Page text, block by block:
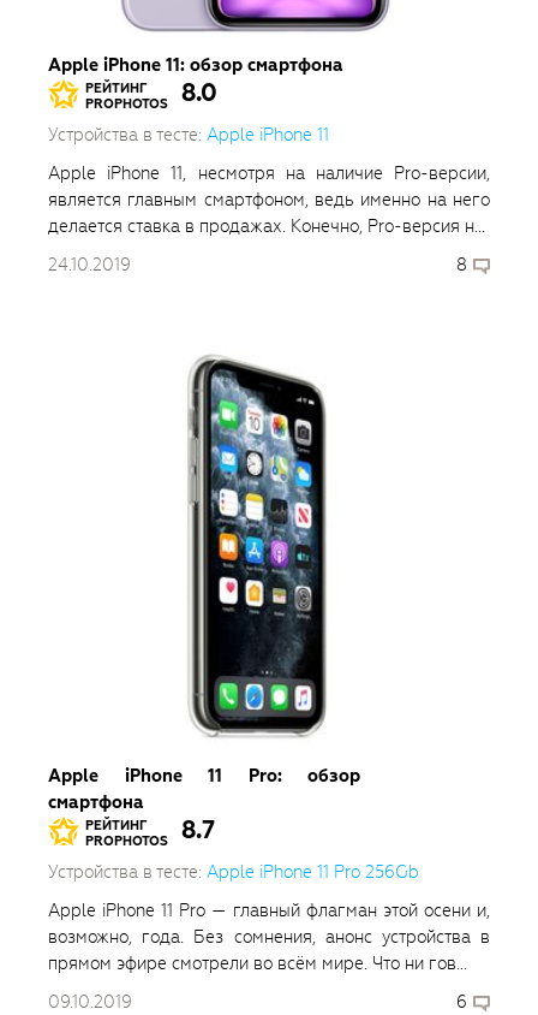
Apple iPhone 11: обзор смартфона
РЕЙТИНГ
PROPHOTOS
8.0
Устройства в тесте: Apple iPhone 11
Apple iPhone 11, несмотря на наличие Pro-версии,
является главным смартфоном, ведь именно на него
делается ставка в продажах. Конечно, Pro-версия н...
24.10.2019
8
Apple iPhone 11 Pro: обзор
смартфона
РЕЙТИНГ
PROPHOTOS
8.7
Устройства в тесте: Apple iPhone 11 Pro 256Gb
Apple iPhone 11 Pro — главный флагман этой осени и,
возможно, года. Без сомнения, анонс устройства в
прямом эфире смотрели во всём мире. Что ни гов...
09.10.2019
6